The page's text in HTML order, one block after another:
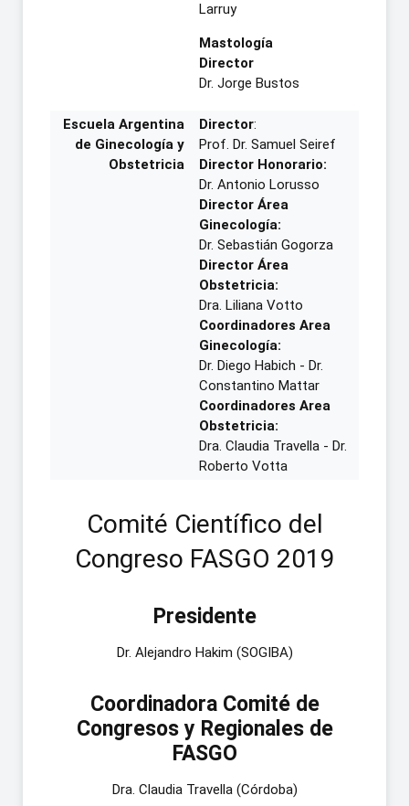
Larruy
Mastología
Director
Dr. Jorge Bustos
Escuela Argentina
de Ginecología y
Obstetricia
Director:
Prof. Dr. Samuel Seiref
Director Honorario:
Dr. Antonio Lorusso
Director Área
Ginecología:
Dr. Sebastián Gogorza
Director Área
Obstetricia:
Dra. Liliana Votto
Coordinadores Area
Ginecología:
Dr. Diego Habich - Dr.
Constantino Mattar
Coordinadores Area
Obstetricia:
Dra. Claudia Travella - Dr.
Roberto Votta
Comité Científico del
Congreso FASGO 2019
Presidente
Dr. Alejandro Hakim (SOGIBA)
Coordinadora Comité de
Congresos y Regionales de
FASGO
Dra. Claudia Travella (Córdoba)